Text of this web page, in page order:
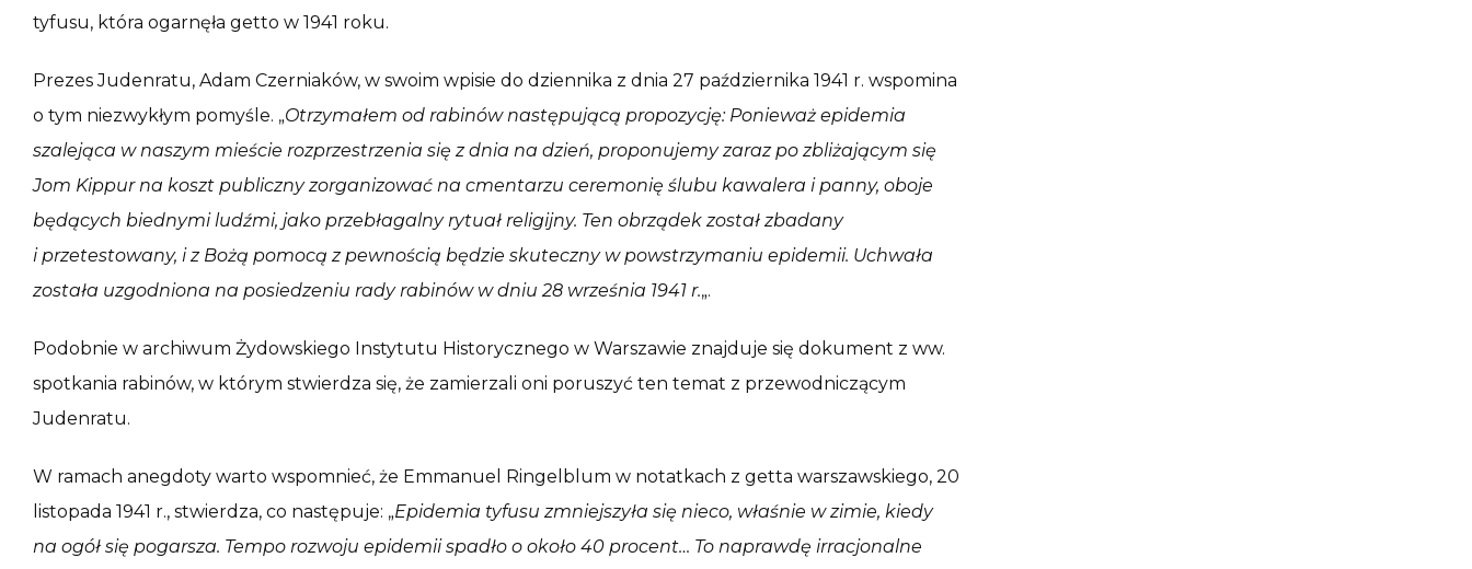
tyfusu, która ogarnęła getto w 1941 roku.
Prezes Judenratu, Adam Czerniaków, w swoim wpisie do dziennika z dnia 27 października 1941 r. wspomina
o tym niezwykłym pomyśle. „Otrzymałem od rabinów następującą propozycję: Ponieważ epidemia
szalejąca w naszym mieście rozprzestrzenia się z dnia na dzień, proponujemy zaraz po zbliżającym się
Jom Kippur na koszt publiczny zorganizować na cmentarzu ceremonię ślubu kawalera i panny, oboje
będących biednymi ludźmi, jako przebłagalny rytuał religijny. Ten obrządek został zbadany
i przetestowany, i z Bożą pomocą z pewnością będzie skuteczny w powstrzymaniu epidemii. Uchwała
została uzgodniona na posiedzeniu rady rabinów w dniu 28 września 1941 r.„.
Podobnie w archiwum Żydowskiego Instytutu Historycznego w Warszawie znajduje się dokument z ww.
spotkania rabinów, w którym stwierdza się, że zamierzali oni poruszyć ten temat z przewodniczącym
Judenratu.
W ramach anegdoty warto wspomnieć, że Emmanuel Ringelblum w notatkach z getta warszawskiego, 20
listopada 1941 r., stwierdza, co następuje: „Epidemia tyfusu zmniejszyła się nieco, właśnie w zimie, kiedy
na ogół się pogarsza. Tempo rozwoju epidemii spadło o około 40 procent… To naprawdę irracjonalne